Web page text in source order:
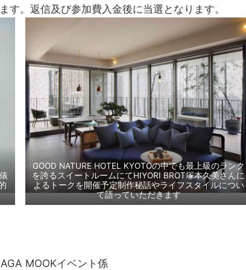
。返信及び参加費入金後に当選となります。
GOOD NATURE HOTEL KYOTOの中でも最上級のランク
を誇るスイートルームにてHIYORI BROT塚本久美さんに
よるトークを開催予定制作秘話やライフスタイルについ
て語っていただきます
MOOKイベント係